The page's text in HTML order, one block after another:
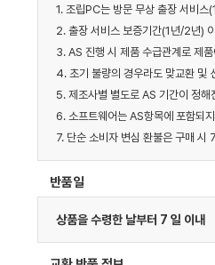
1. 조립PC는 방문 무상 출장 서비
2. 출장 서비스 보증기간(1년/2년)
3. AS 진행 시 제품 수급관계로 제
4. 초기 불량의 경우라도 맞교환 및
5. 제조사별 별도로 AS 기간이 정해
6. 소프트웨어는 AS항목에 포함되
7. 단순 소비자 변심 환불은 구매 시
반품일
상품을 수령한 날부터 7 일 이내